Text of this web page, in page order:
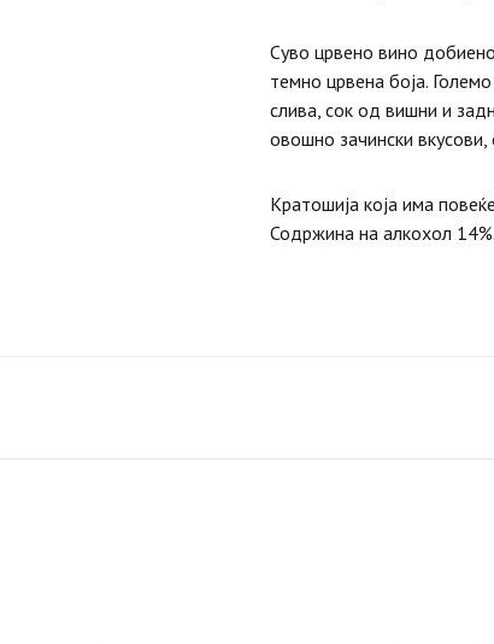
Суво црвено вино
темно црвена боја.
слива, сок од вишни и
овошно зачински вкусови,
Кратошија која има
Содржина на алкохол 14%.